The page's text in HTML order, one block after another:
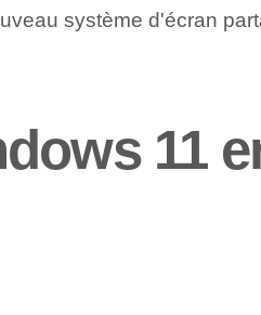
système d'écran
11